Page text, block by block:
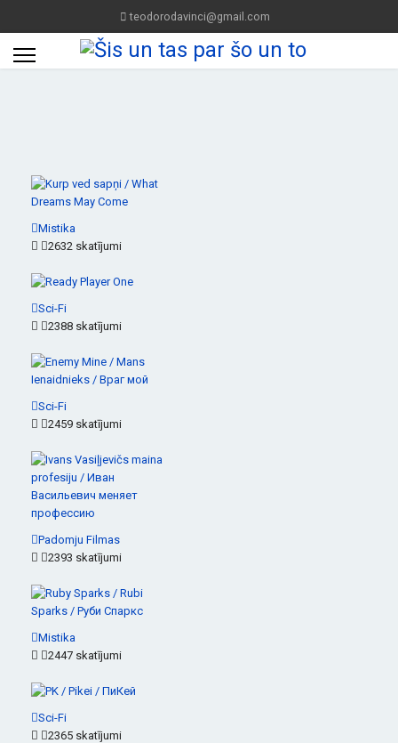
teodorodavinci@gmail.com
Mistika
2632 skatījumi
Sci-Fi
2388 skatījumi
Sci-Fi
2459 skatījumi
Padomju Filmas
2393 skatījumi
Mistika
2447 skatījumi
Sci-Fi
2365 skatījumi